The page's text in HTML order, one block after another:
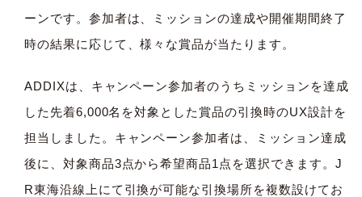
ーンです。参加者は、ミッションの達成や開催期間終了
時の結果に応じて、様々な賞品が当たります。
ADDIXは、キャンペーン参加者のうちミッションを達成
した先着6,000名を対象とした賞品の引換時のUX設計を
担当しました。キャンペーン参加者は、ミッション達成
後に、対象商品3点から希望商品1点を選択できます。J
R東海沿線上にて引換が可能な引換場所を複数設けてお